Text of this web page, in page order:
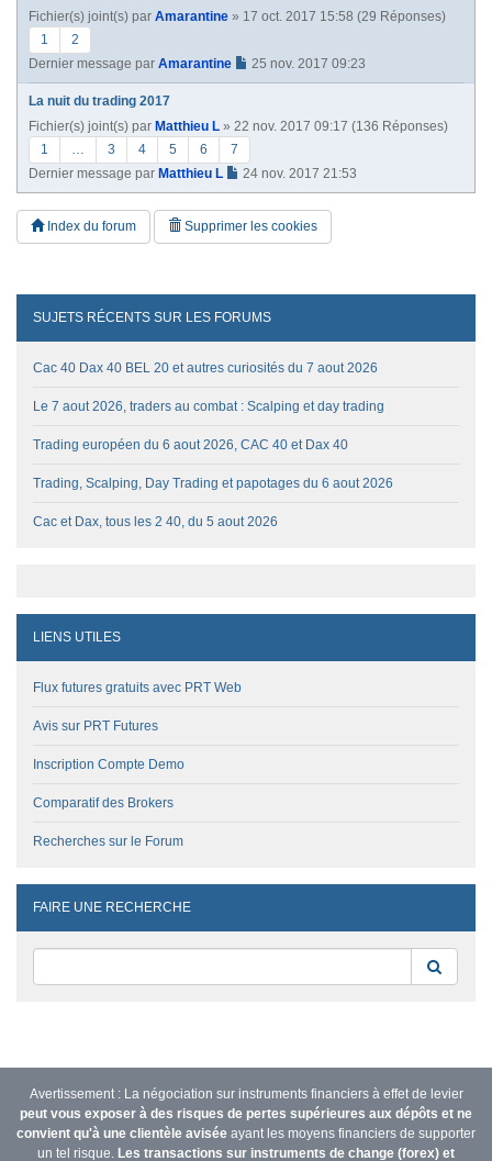
Fichier(s) joint(s) par Amarantine » 17 oct. 2017 15:58 (29 Réponses)
1
2
Dernier message par Amarantine 25 nov. 2017 09:23
La nuit du trading 2017
Fichier(s) joint(s) par Matthieu L » 22 nov. 2017 09:17 (136 Réponses)
1
… 3 4 5 6
7
Dernier message par Matthieu L 24 nov. 2017 21:53
Index du forum Supprimer les cookies
SUJETS RÉCENTS SUR LES FORUMS
Cac 40 Dax 40 BEL 20 et autres curiosités du 7 aout 2026
Le 7 aout 2026, traders au combat : Scalping et day trading
Trading européen du 6 aout 2026, CAC 40 et Dax 40
Trading, Scalping, Day Trading et papotages du 6 aout 2026
Cac et Dax, tous les 2 40, du 5 aout 2026
LIENS UTILES
Flux futures gratuits avec PRT Web
Avis sur PRT Futures
Inscription Compte Demo
Comparatif des Brokers
Recherches sur le Forum
FAIRE UNE RECHERCHE
Avertissement : La négociation sur instruments financiers à effet de levier
peut vous exposer à des risques de pertes supérieures aux dépôts et ne
convient qu'à une clientèle avisée ayant les moyens financiers de supporter
un tel risque. Les transactions sur instruments de change (forex) et